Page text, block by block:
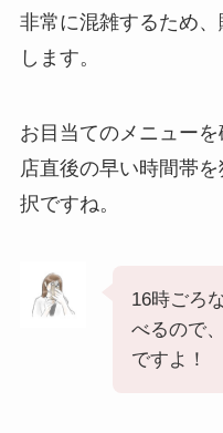
非常に混雑するため
します。
お目当てのメニュー
店直後の早い時間帯
択ですね。
16時ごろ
べるので
ですよ！